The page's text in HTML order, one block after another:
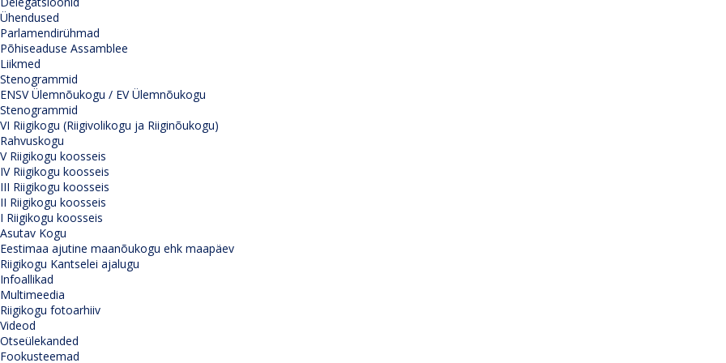
Ühendused
Parlamendirühmad
Põhiseaduse Assamblee
Liikmed
Stenogrammid
ENSV Ülemnõukogu / EV Ülemnõukogu
Stenogrammid
VI Riigikogu (Riigivolikogu ja Riiginõukogu)
Rahvuskogu
V Riigikogu koosseis
IV Riigikogu koosseis
III Riigikogu koosseis
II Riigikogu koosseis
I Riigikogu koosseis
Asutav Kogu
Eestimaa ajutine maanõukogu ehk maapäev
Riigikogu Kantselei ajalugu
Infoallikad
Multimeedia
Riigikogu fotoarhiiv
Videod
Otseülekanded
Fookusteemad